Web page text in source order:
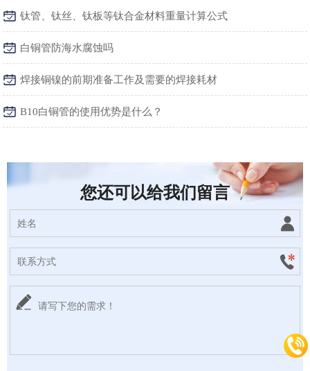
钛管、钛丝、钛板等钛合金材料重量计算公式
白铜管防海水腐蚀吗
焊接铜镍的前期准备工作及需要的焊接耗材
B10白铜管的使用优势是什么？
您还可以给我们留言